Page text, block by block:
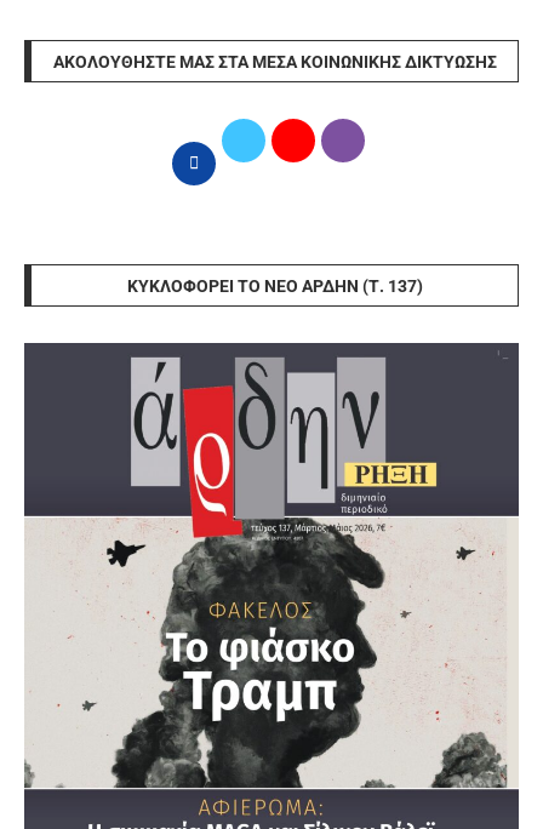
ΑΚΟΛΟΥΘΉΣΤΕ ΜΑΣ ΣΤΑ ΜΈΣΑ ΚΟΙΝΩΝΙΚΉΣ ΔΙΚΤΎΩΣΗΣ
ΚΥΚΛΟΦΟΡΕΊ ΤΟ ΝΈΟ ΆΡΔΗΝ (Τ. 137)